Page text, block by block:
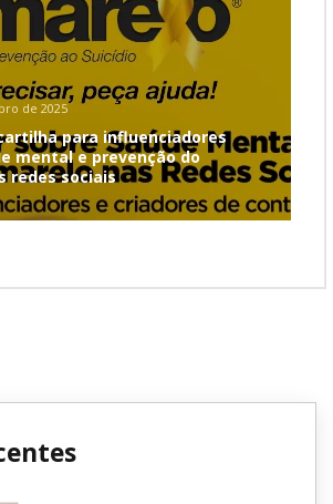
de 2025
para influenciadores
mental e prevenção do
redes sociais